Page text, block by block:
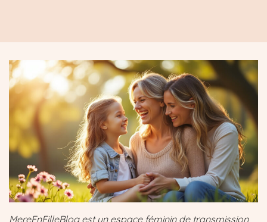
MereEnFilleBlog est un espace féminin de transmission